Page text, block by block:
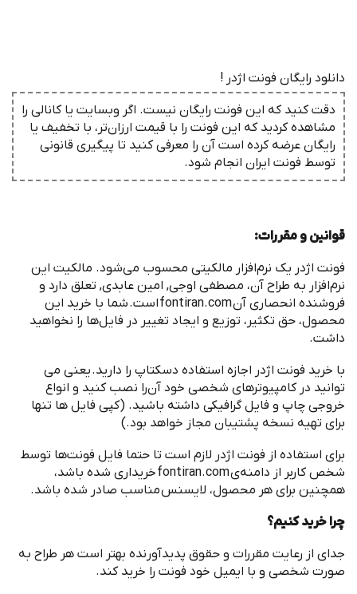
دانلود رایگان فونت اژدر !
دقت کنید که این فونت رایگان نیست. اگر وبسایت یا کانالی را
مشاهده کردید که این فونت را با قیمت ارزان‌تر، با تخفیف یا
رایگان عرضه کرده است آن را معرفی کنید تا پیگیری قانونی
توسط فونت ‌ایران انجام شود.
قوانین و مقررات:
‌فونت اژدر یک نرمافزار مالکیتی محسوب میشود. مالکیت این
نرمافزار به طراح آن، مصطفی اوجی, امین عابدی, تعلق دارد و
فروشنده انحصاری آنfontiran.comاست.شما با خرید این
محصول، حق تکثیر، توزیع و ایجاد تغییر در فایلها را نخواهید
داشت.
با خرید ‌فونت اژدر اجازه استفاده دسکتاپ را دارید.یعنی می
توانید در کامپیوترهای شخصی خود آنرا نصب کنید و انواع
خروجی چاپ و فایل گرافیکی داشته باشید. (کپی فایل ها تنها
برای تهیه نسخه پشتیبان مجاز خواهد بود.)
برای استفاده از ‌فونت اژدر لازم است تا حتما فایل فونتها توسط
شخص کاربر از دامنهیfontiran.comخریداری شده باشد،
همچنین برای هر محصول، لایسنس مناسب صادر شده باشد.
چرا خرید کنیم؟
جدای از رعایت مقررات و حقوق پدیدآورنده بهتر است هر طراح به
صورت شخصی و با ایمیل خود فونت را خرید کند.